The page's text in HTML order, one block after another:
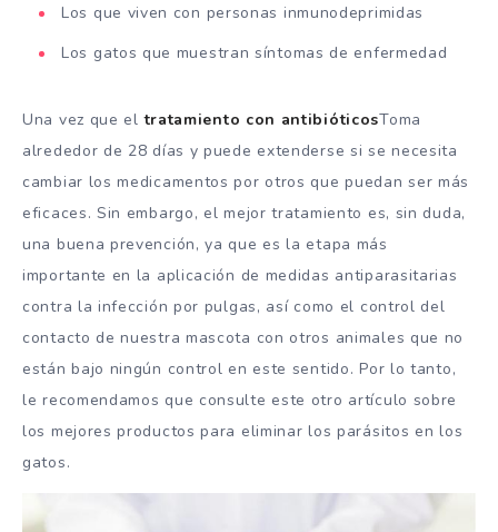
Los que viven con personas inmunodeprimidas
Los gatos que muestran síntomas de enfermedad
Una vez que eltratamiento con antibióticosToma
alrededor de 28 días y puede extenderse si se necesita
cambiar los medicamentos por otros que puedan ser más
eficaces. Sin embargo, el mejor tratamiento es, sin duda,
una buena prevención, ya que es la etapa más
importante en la aplicación de medidas antiparasitarias
contra la infección por pulgas, así como el control del
contacto de nuestra mascota con otros animales que no
están bajo ningún control en este sentido. Por lo tanto,
le recomendamos que consulte este otro artículo sobre
los mejores productos para eliminar los parásitos en los
gatos.